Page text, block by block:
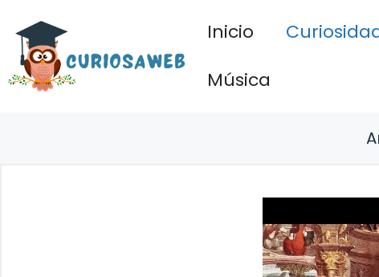
contenido
Inicio
Música